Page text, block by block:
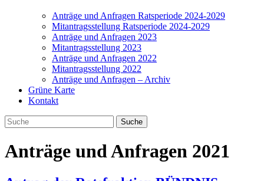
Anträge und Anfragen Ratsperiode 2024-2029
Mitantragsstellung Ratsperiode 2024-2029
Anträge und Anfragen 2023
Mitantragsstellung 2023
Anträge und Anfragen 2022
Mitantragsstellung 2022
Anträge und Anfragen – Archiv
Grüne Karte
Kontakt
Anträge und Anfragen 2021